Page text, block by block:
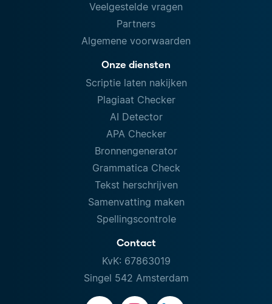
Veelgestelde vragen
Partners
Algemene voorwaarden
Onze diensten
Scriptie laten nakijken
Plagiaat Checker
AI Detector
APA Checker
Bronnengenerator
Grammatica Check
Tekst herschrijven
Samenvatting maken
Spellingscontrole
Contact
KvK: 67863019
Singel 542 Amsterdam